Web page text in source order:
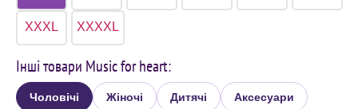
XXXL XXXXL
Інші товари Music for heart:
Чоловічі Жіночі Дитячі Аксесуари